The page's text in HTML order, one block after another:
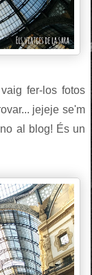
fer-los fotos
jejeje se'm
al blog! És un